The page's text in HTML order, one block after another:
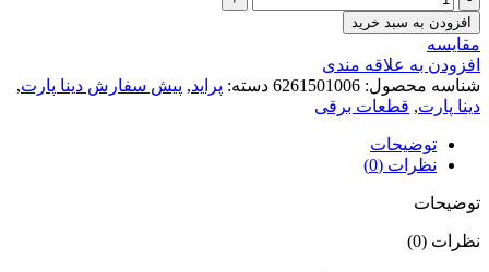
شیشه
بالابر
تک
پل
سایپایی
پراید
افزودن به سبد خرید
مقایسه
افزودن به علاقه مندی
شناسه محصول: 6261501006 دسته: پراید, پیش سفارش دینا پارت,
دینا پارت, قطعات برقی
توضیحات
نظرات (0)
توضیحات
نظرات (0)